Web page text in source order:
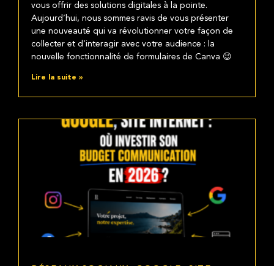
vous offrir des solutions digitales à la pointe.
Aujourd’hui, nous sommes ravis de vous présenter
une nouveauté qui va révolutionner votre façon de
collecter et d’interagir avec votre audience : la
nouvelle fonctionnalité de formulaires de Canva 😉
Lire la suite »